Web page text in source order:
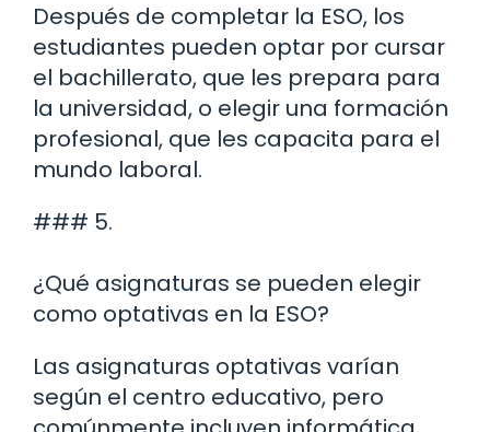
Después de completar la ESO, los
estudiantes pueden optar por cursar
el bachillerato, que les prepara para
la universidad, o elegir una formación
profesional, que les capacita para el
mundo laboral.
### 5.
¿Qué asignaturas se pueden elegir
como optativas en la ESO?
Las asignaturas optativas varían
según el centro educativo, pero